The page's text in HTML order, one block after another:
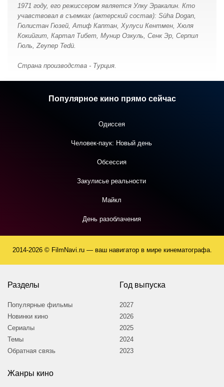
1971 году, его режиссером является Улку Эракалин. Кто
учавствовал в съемках (актерский состав): Süha Dogan,
Гюлистан Гюзей, Атиф Каптан, Хулуси Кентмен, Хюля
Кокийгит, Картал Тибет, Мунир Озкуль, Сенк Эр, Серпил
Гюль, Zeynep Tedü.
Страна производства - Турция.
Популярное кино прямо сейчас
Одиссея
Человек-паук: Новый день
Обсессия
Закулисье реальности
Майкл
День разоблачения
2014-2026 © FilmNavi.ru — ваш навигатор в мире кинематографа.
Разделы
Популярные фильмы
Новинки кино
Сериалы
Темы
Обратная связь
Год выпуска
2027
2026
2025
2024
2023
Жанры кино